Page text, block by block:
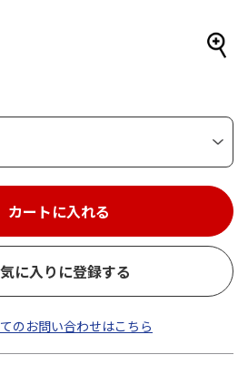
カートに入れる
に入りに登録する
のお問い合わせはこちら